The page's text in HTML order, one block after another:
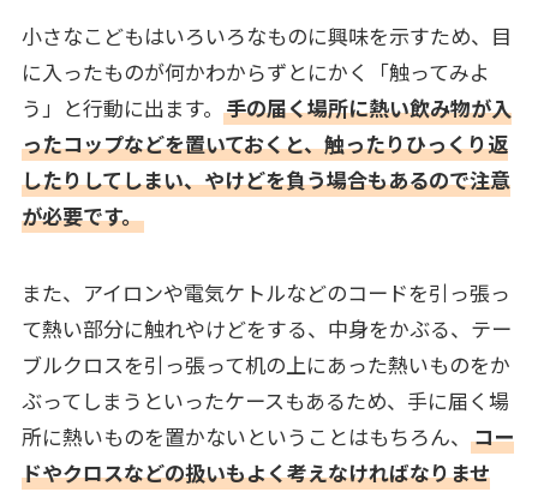
小さなこどもはいろいろなものに興味を示すため、目
に入ったものが何かわからずとにかく「触ってみよ
う」と行動に出ます。 手の届く場所に熱い飲み物が入
ったコップなどを置いておくと、触ったりひっくり返
したりしてしまい、やけどを負う場合もあるので注意
が必要です。
また、アイロンや電気ケトルなどのコードを引っ張っ
て熱い部分に触れやけどをする、中身をかぶる、テー
ブルクロスを引っ張って机の上にあった熱いものをか
ぶってしまうといったケースもあるため、手に届く場
所に熱いものを置かないということはもちろん、 コー
ドやクロスなどの扱いもよく考えなければなりませ